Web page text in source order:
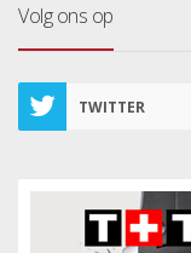
Volg ons op
TWITTER